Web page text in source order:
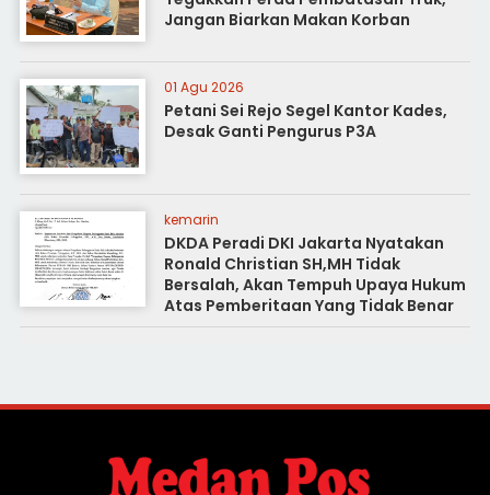
Jangan Biarkan Makan Korban
01 Agu 2026
Petani Sei Rejo Segel Kantor Kades,
Desak Ganti Pengurus P3A
kemarin
DKDA Peradi DKI Jakarta Nyatakan
Ronald Christian SH,MH Tidak
Bersalah, Akan Tempuh Upaya Hukum
Atas Pemberitaan Yang Tidak Benar